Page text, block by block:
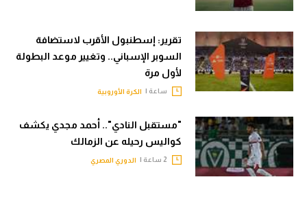
تقرير: إسطنبول الأقرب لاستضافة
السوبر الإسباني.. وتغيير موعد البطولة
لأول مرة
ساعة | الكرة الأوروبية
"مستقبل النادي".. أحمد مجدي يكشف
كواليس رحيله عن الزمالك
الدوري المصري